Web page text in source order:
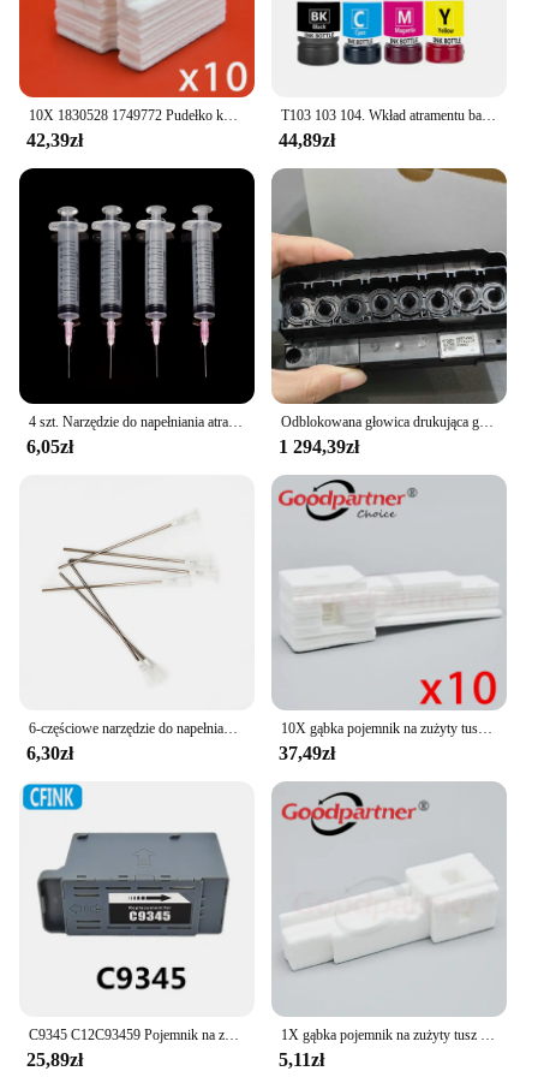
extended period. With these parts, you can trust that
your printing needs will be met without
compromising on the environment.
42,39zł
T103 103 104. Wkład atramentu barwnikowego do drukarek stacjonarnych Epson Eco Tank L1110 L3100 L3110 L3111 L3116 L3150 L3151 L3156 L3160 5190
44,89zł
6,05zł
Odblokowana głowica drukująca głowica drukująca do Epson R1800 R2400 1800 2400 9880 4400 4800 Mutoh RJ900 DX5 na bazie wody F 158000 Głowica drukarki
1 294,39zł
6,30zł
10X gąbka pojemnik na zużyty tusz do EPSON L355 L210 L120 L365 L110 L111 L111 L132 L211 L220 L222 L300 L301 L360 L362 L363 L366 L455
37,49zł
25,89zł 5,11zł